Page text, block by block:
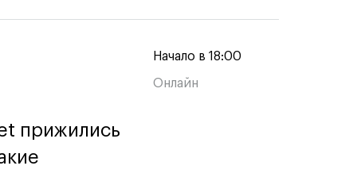
прижились
прижились
Начало в 18:00
Онлайн